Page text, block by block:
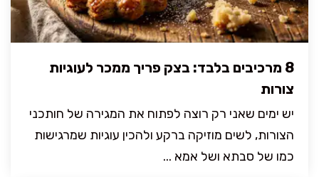
8 מרכיבים בלבד: בצק פריך ממכר לעוגיות
צורות
יש ימים שאני רק רוצה לפתוח את המגירה של חותכני
הצורות, לשים מוזיקה ברקע ולהכין עוגיות שמרגישות
כמו של סבתא ושל אמא ...